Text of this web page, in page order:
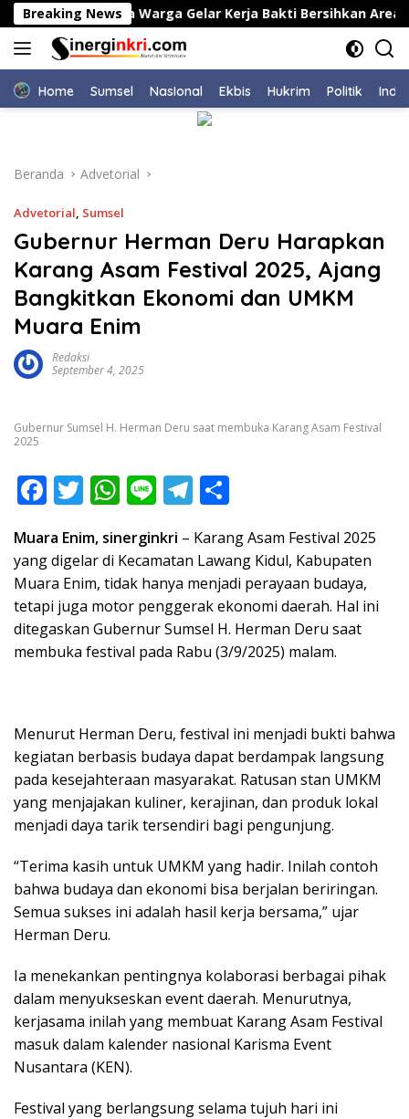
Langsung
ke
konten
Breaking News
Bersama Warga Gelar Kerja Bakti Bersihkan Area
Home Sumsel NasIonal Ekbis Hukrim Politik
Beranda Advetorial
Advetorial, Sumsel
Gubernur Herman Deru Harapkan
Karang Asam Festival 2025, Ajang
Bangkitkan Ekonomi dan UMKM
Muara Enim
Redaksi
September 4, 2025
Gubernur Sumsel H. Herman Deru saat membuka Karang Asam Festival
2025
F
e
b
o
o
k
T
itt
er
W
at
s
A
p
p
Li
e
T
e
gr
a
m
ar
e
Muara Enim, sinerginkri – Karang Asam Festival 2025
yang digelar di Kecamatan Lawang Kidul, Kabupaten
Muara Enim, tidak hanya menjadi perayaan budaya,
tetapi juga motor penggerak ekonomi daerah. Hal ini
ditegaskan Gubernur Sumsel H. Herman Deru saat
membuka festival pada Rabu (3/9/2025) malam.
Menurut Herman Deru, festival ini menjadi bukti bahwa
kegiatan berbasis budaya dapat berdampak langsung
pada kesejahteraan masyarakat. Ratusan stan UMKM
yang menjajakan kuliner, kerajinan, dan produk lokal
menjadi daya tarik tersendiri bagi pengunjung.
“Terima kasih untuk UMKM yang hadir. Inilah contoh
bahwa budaya dan ekonomi bisa berjalan beriringan.
Semua sukses ini adalah hasil kerja bersama,” ujar
Herman Deru.
Ia menekankan pentingnya kolaborasi berbagai pihak
dalam menyukseskan event daerah. Menurutnya,
kerjasama inilah yang membuat Karang Asam Festival
masuk dalam kalender nasional Karisma Event
Nusantara (KEN).
Festival yang berlangsung selama tujuh hari ini